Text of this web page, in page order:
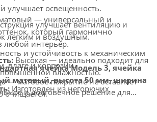
— универсальный и
который гармонично
любой интерьер.
Высокая — идеально подходит для
влажностью.
Изготовлен из негорючих
современным стандартам
улучшает освещенность.
улучшает вентиляцию и
легким и воздушным.
и устойчивость к механическим
влаге и коррозии.
— матовое покрытие не оставляет
очищается.
применение — идеально подходит
ячейка Модель 3, ячейка
матовый, высота 50 мм, ширина
и долговечное решение для
вашему интерьеру современный и